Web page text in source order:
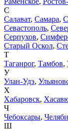
С
Салават, Самара,
Севастополь,
Серпухов,
Старый Оскол,
Т
Таганрог, Тамбов,
У
Улан-Удэ,
Х
Хабаровск,
Ч
Чебоксары,
Ш